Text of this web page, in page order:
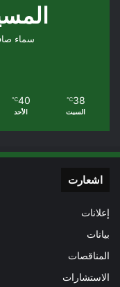
سماء
38
℃
السبت
40
℃
الأحد
اشعارت
إعلانات
بيانات
المناقصات
الاستشارات